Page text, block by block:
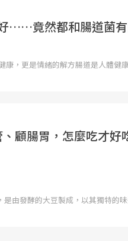
……竟然都和腸道菌
康，更是情緒的解方腸道是人體健
顧腸胃，怎麼吃才好
由發酵的大豆製成，以其獨特的